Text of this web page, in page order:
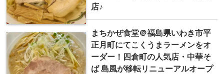
店♪
まちかぜ食堂＠福島県いわき市平
正月町にてこくうまラーメンをオ
ーダー！四倉町の人気店・中華そ
ば 島風が移転リニューアルオープ